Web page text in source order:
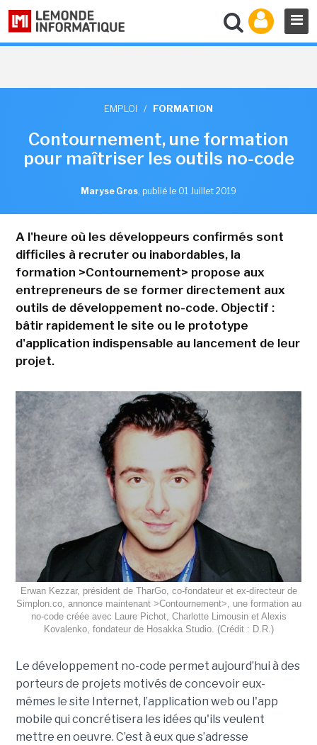
EMPLOI / FORMATION
Contournement, une formation
pour maîtriser les outils no-code
Maryse Gros, publié le 01 Juillet 2019
A l'heure où les développeurs confirmés sont
difficiles à recruter ou inabordables, la
formation >Contournement> propose aux
entrepreneurs de se former directement aux
outils de développement no-code. Objectif :
bâtir rapidement le site ou le prototype
d'application indispensable au lancement de leur
projet.
Erwan Kezzar, président de TharGo, co-fondateur et ex-directeur de
Simplon.co, annonce maintenant >Contournement>, une formation au
no-code créée avec Laure Pichot, Charlotte Limousin et Alexis
Kovalenko, fondateur de Hosakka Studio. (Crédit : D.R.)
Le développement no-code permet aujourd’hui à des
porteurs de projets motivés de concevoir eux-
mêmes le site Internet, l’application web ou l'app
mobile qui concrétisera les idées qu'ils veulent
mettre en oeuvre. C’est à eux que s’adresse